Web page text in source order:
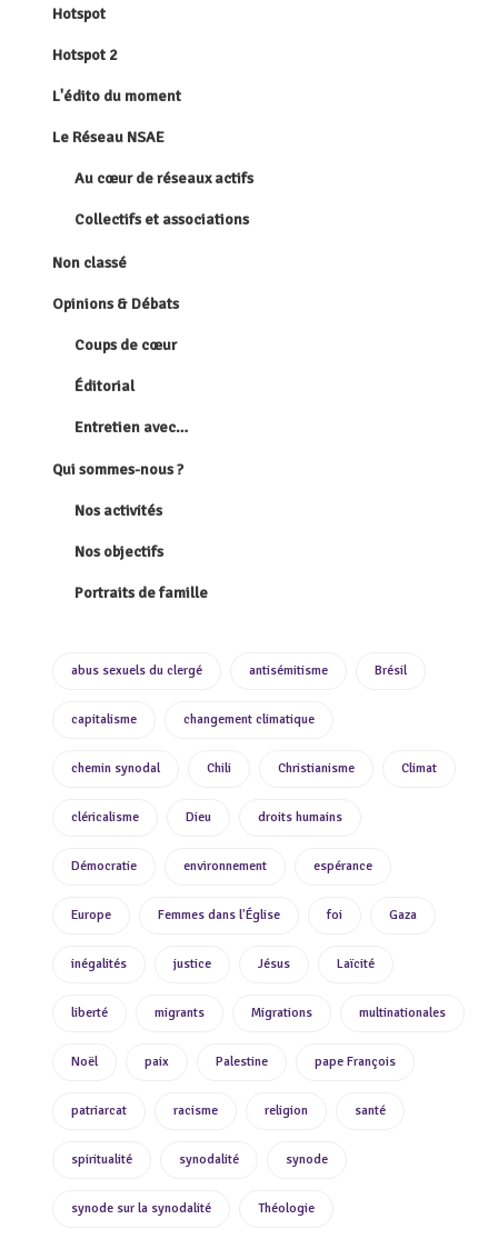
Hotspot
Hotspot 2
L'édito du moment
Le Réseau NSAE
Au cœur de réseaux actifs
Collectifs et associations
Non classé
Opinions & Débats
Coups de cœur
Éditorial
Entretien avec…
Qui sommes-nous ?
Nos activités
Nos objectifs
Portraits de famille
abus sexuels du clergé antisémitisme Brésil
capitalisme changement climatique
chemin synodal Chili Christianisme Climat
cléricalisme Dieu droits humains
Démocratie environnement espérance
Europe Femmes dans l'Église foi Gaza
inégalités justice Jésus Laïcité
liberté migrants Migrations multinationales
Noël paix Palestine pape François
patriarcat racisme religion santé
spiritualité synodalité synode
synode sur la synodalité Théologie